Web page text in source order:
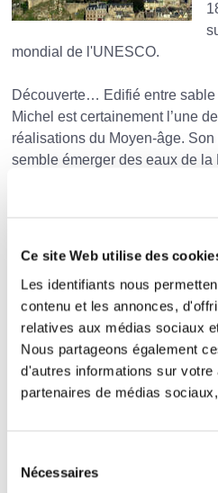
Ce site Web utilise des
Les identifiants nous
contenu et les annonces,
relatives aux médias sociaux
Nous partageons également
d'autres informations sur votre
partenaires de médias
Nécessaires
mondial de l'UNESCO.
Découverte… Edifié entre
Michel est certainement l’une
réalisations du Moyen-âge.
semble émerger des eaux de la
promenade au cœur de la cité
et ses boutiques, ce qui séduit
fameuse omelette de La Mère
dans la grande cheminée ou
Le rétablissement du caractère
Michel a débuté en 1995 par
des travaux et notamment d’un
comme les autres. Le principe
Toutefois plusieurs années
déblayer les millions de mètres